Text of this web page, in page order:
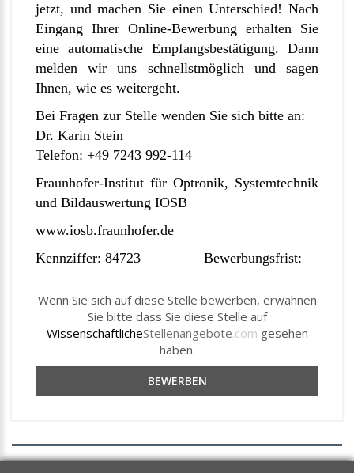
jetzt, und machen Sie einen Unterschied! Nach
Eingang Ihrer Online-Bewerbung erhalten Sie
eine automatische Empfangsbestätigung. Dann
melden wir uns schnellstmöglich und sagen
Ihnen, wie es weitergeht.
Bei Fragen zur Stelle wenden Sie sich bitte an:
Dr. Karin Stein
Telefon: +49 7243 992-114
Fraunhofer-Institut für Optronik, Systemtechnik
und Bildauswertung IOSB
www.iosb.fraunhofer.de
Kennziffer: 84723 Bewerbungsfrist:
Wenn Sie sich auf diese Stelle bewerben, erwähnen
Sie bitte dass Sie diese Stelle auf
WissenschaftlicheStellenangebote.com gesehen
haben.
BEWERBEN